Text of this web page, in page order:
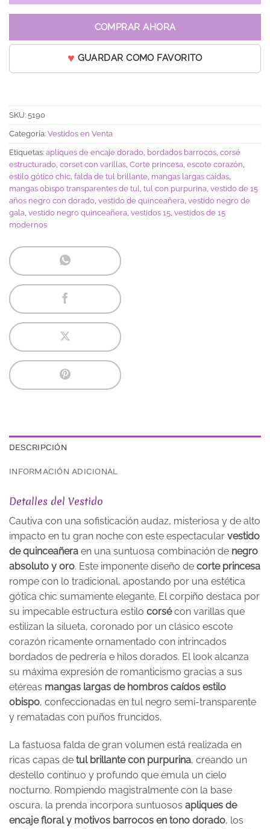
COMPRAR AHORA
GUARDAR COMO FAVORITO
SKU: 5190
Categoría: Vestidos en Venta
Etiquetas: apliques de encaje dorado bordados barrocos corsé
estructurado corset con varillas Corte princesa escote corazón
estilo gótico chic falda de tul brillante mangas largas caídas
mangas obispo transparentes de tul tul con purpurina vestido de 15
años negro con dorado vestido de quinceañera vestido negro de
gala vestido negro quinceañera vestidos 15 vestidos de 15
modernos
DESCRIPCIÓN
INFORMACIÓN ADICIONAL
Detalles del Vestido
Cautiva con una sofisticación audaz, misteriosa y de alto
impacto en tu gran noche con este espectacular vestido
de quinceañera en una suntuosa combinación de negro
absoluto y oro. Este imponente diseño de corte princesa
rompe con lo tradicional, apostando por una estética
gótica chic sumamente elegante. El corpiño destaca por
su impecable estructura estilo corsécon varillas que
estilizan la silueta, coronado por un clásico escote
corazón ricamente ornamentado con intrincados
bordados de pedrería e hilos dorados. El look alcanza
su máxima expresión de romanticismo gracias a sus
etéreas mangas largas de hombros caídos estilo
obispo, confeccionadas en tul negro semi-transparente
y rematadas con puños fruncidos.
La fastuosa falda de gran volumen está realizada en
ricas capas de tul brillante con purpurina, creando un
destello continuo y profundo que emula un cielo
nocturno. Rompiendo magistralmente con la base
oscura, la prenda incorpora suntuosos apliques de
encaje floral y motivos barrocos en tono dorado, los